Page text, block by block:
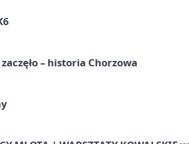
– historia Chorzowa